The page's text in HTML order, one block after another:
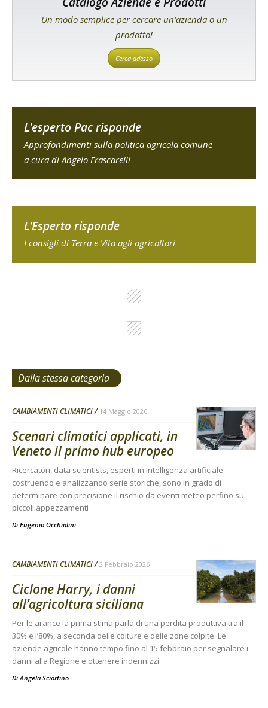
Un modo semplice per cercare un'azienda o un
prodotto!
Cerca adesso
L'esperto Pac risponde
Approfondimenti sulla politica agricola comune
a cura di Angelo Frascarelli
L'Esperto risponde
I consigli di Terra e Vita agli agricoltori
Dalla stessa categoria
CAMBIAMENTI CLIMATICI 14 Maggio 2026
Scenari climatici applicati, in
Veneto il primo hub europeo
Ricercatori, data scientists, esperti in Intelligenza artificiale
costruendo e analizzando serie storiche, sono in grado di
determinare con precisione il rischio da eventi meteo perfino su
piccoli appezzamenti
Di Eugenio Occhialini
CAMBIAMENTI CLIMATICI 2 Febbraio 2026
Ciclone Harry, i danni
all’agricoltura siciliana
Per le arance la prima stima parla di una perdita produttiva tra il
30% e l’80%, a seconda delle colture e delle zone colpite. Le
aziende agricole hanno tempo fino al 15 febbraio per segnalare i
danni alla Regione e ottenere indennizzi
DiAngela Sciortino